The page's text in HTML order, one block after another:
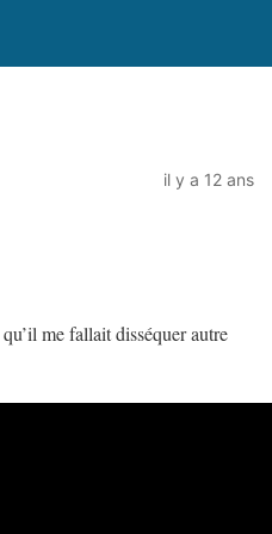
il y a 12 ans
me fallait disséquer autre